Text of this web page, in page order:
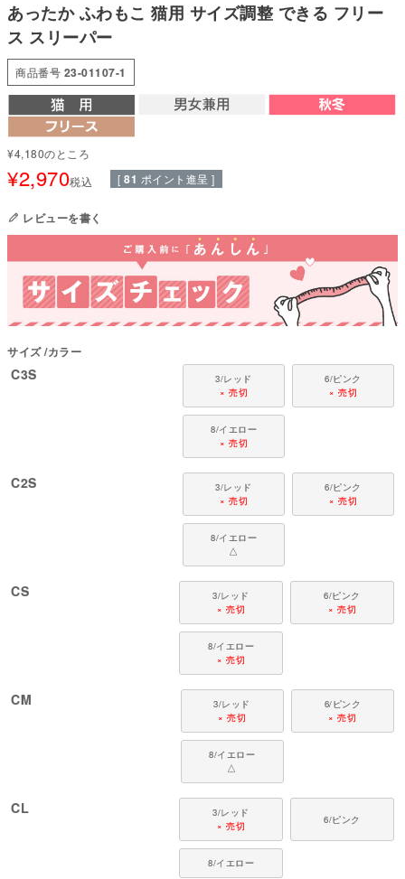
よりソフトタッチで着脱ができるようにサイズ調整可能な面ファスナーを採
用しました。
明け方の気温が下がるときの防寒対策や、高齢で寒さが辛いニャンコの体温
調節として暖房のない部屋でのお留守番ウエアとして開発いたしました。
空気をしっかり閉じ込めることで高い保温性を実現。
さらに、毛玉の発生を抑えるアンチピリング加工が施されており、耐久性に
優れています。
快適な着心地を保ちながら、寒い季節も暖かく過ごせる素材です。
●本体：アンチピリングフリース(ポリエステル100%)
●部分使い：テレコスパン(綿95%・ポリウレタン5%)
●日本製：MADE IN JAPAN
●厚さ(5段階)：4
●お洗濯について：手洗い又は、洗濯ネットを使用。アイロンは、当て布を
して中温。 ファスナー・ボタン・面テープがある商品は、しっかり止めた状
態で洗濯をしてください。
国内の縫製工場と連携して、一つひとつ丁寧に仕上げています。心地よい着
心地をお楽しみください。
なぜ猫に服を着せるの？
自由を好む猫にとって、服を着ることはストレスになることもあります。
しかし、手術後の傷口を舐めるのを防いだり、皮膚トラブルや介護の際に
は、服が治癒を助けて生活を快適にします。
フルオブビガーは長年にわたり猫の習性や動きを研究し、「猫が嫌がらずに
着てくれる服」を追求。多くの猫と飼い主さんに支持されています。
最初は歩き方がぎこちなくなったり、転んでしまうことも。慣れるまでは、
ラグドール、ペルシャ、アメリカン ショートヘアー、ブリティッシュ ショー
トヘアー、メインクーン、ノルウェージャン フォレスト キャット、シャムな
ど
あったか ふわもこ 猫用 サイズ調整 できる フリー
ス スリーパー
商品番号 23-01107-1
¥4,180のところ
¥2,970税込 [ 81 ポイント進呈 ]
レビューを書く
サイズ カラー
C3S
3/レッド
× 売切
6/ピンク
× 売切
8/イエロー
× 売切
C2S
3/レッド
× 売切
6/ピンク
× 売切
8/イエロー
△
CS
3/レッド
× 売切
6/ピンク
× 売切
8/イエロー
× 売切
CM
3/レッド
× 売切
6/ピンク
× 売切
8/イエロー
△
CL
3/レッド
× 売切
6/ピンク
8/イエロー